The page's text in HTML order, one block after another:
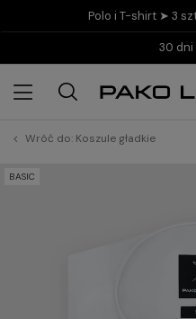
Polo i T-shirt ➤ 3
Kup teraz i
Wróć do: Koszule gładkie
BASIC